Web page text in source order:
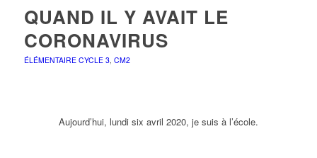
QUAND IL Y AVAIT LE
CORONAVIRUS
ÉLÉMENTAIRE CYCLE 3, CM2
Aujourd’hui, lundi six avril 2020, je suis à l’école.